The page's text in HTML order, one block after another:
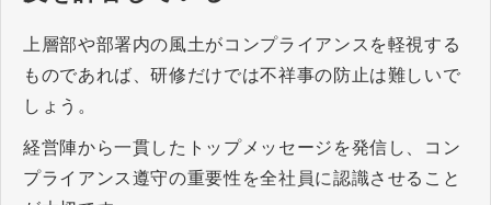
上層部や部署内の風土がコンプライアンスを軽視する
ものであれば、研修だけでは不祥事の防止は難しいで
しょう。
経営陣から一貫したトップメッセージを発信し、コン
プライアンス遵守の重要性を全社員に認識させること